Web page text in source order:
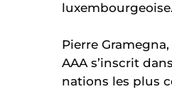
luxembourgeoise.
Pierre
AAA s’inscrit
nations les plus